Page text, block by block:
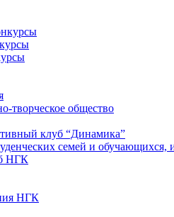
творческое общество
клуб “Динамика”
семей и
НГК
НГК